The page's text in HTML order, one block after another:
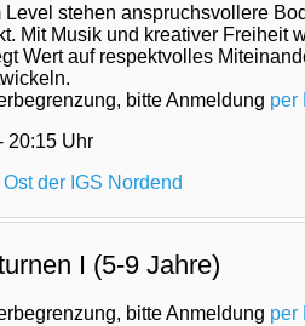
Level stehen anspruchsvollere
Mit Musik und kreativer Freiheit
Wert auf respektvolles
bitte Anmeldung per
20:15 Uhr
der IGS Nordend
I (5-9 Jahre)
bitte Anmeldung per